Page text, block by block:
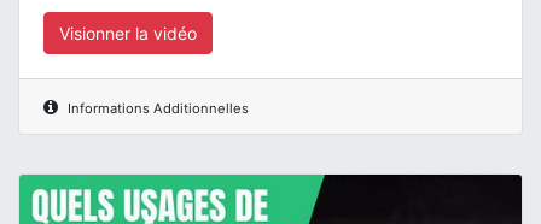
Visionner la vidéo
Informations Additionnelles